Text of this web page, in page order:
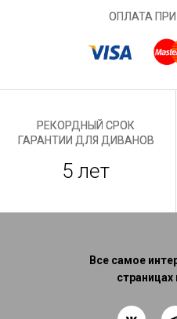
ОПЛАТА
РЕКОРДНЫЙ СРОК
ГАРАНТИИ ДЛЯ ДИВАНОВ
5 лет
Все самое
страницах